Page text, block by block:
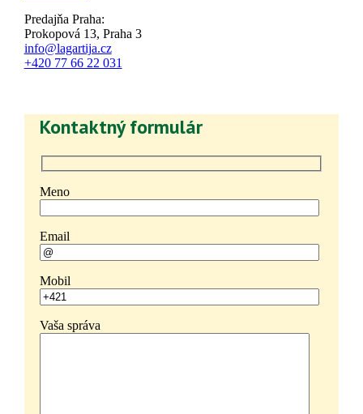
Predajňa Praha:
Prokopová 13, Praha 3
info@lagartija.cz
+420 77 66 22 031
Kontaktný formulár
Meno
Email
Mobil
Vaša správa